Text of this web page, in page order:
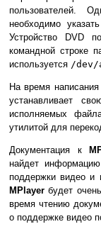
пользователей.
необходимо
Устройство DVD
командной строке
используется /dev/
На время
устанавливает
исполняемых
утилитой для
Документация к
найдет
поддержки видео и
MPlayer будет
время чтению
о поддержке видео